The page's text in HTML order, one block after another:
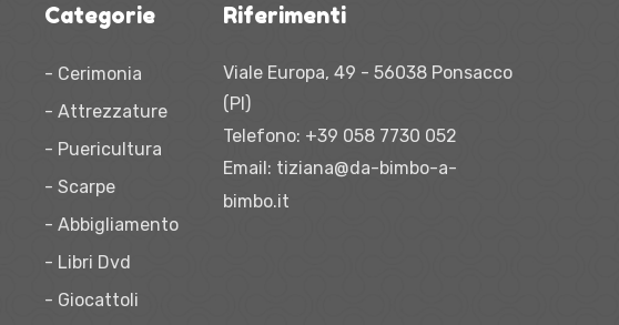
Categorie
- Cerimonia
- Attrezzature
- Puericultura
- Scarpe
- Abbigliamento
- Libri Dvd
- Giocattoli
Riferimenti
Viale Europa, 49 - 56038 Ponsacco
(PI)
Telefono: +39 058 7730 052
Email: tiziana@da-bimbo-a-
bimbo.it